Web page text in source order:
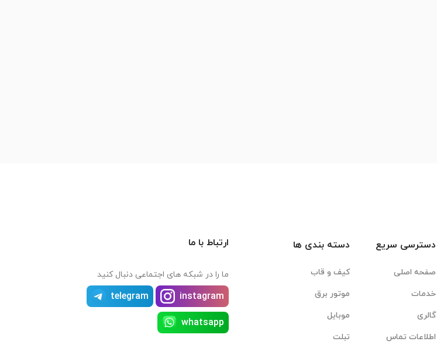
دسترسی سریع
صفحه اصلی
خدمات
گالری
اطلاعات تماس
دسته بندی ها
کیف و قاب
موتور برق
موبایل
تبلت
ارتباط با ما
ما را در شبکه های اجتماعی دنبال کنید
instagram
telegram
whatsapp